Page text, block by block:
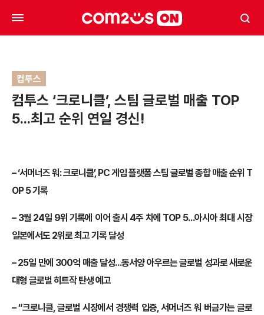
컴투스
컴투스 ‘크로니클’, 스팀 글로벌 매출 TOP
5…최고 순위 연일 경신!
– ‘서머너즈 워: 크로니클’, PC 게임 플랫폼 스팀 글로벌 종합 매출 순위 T
OP 5 기록
– 3월 24일 9위 기록에 이어 출시 4주 차에 TOP 5…아시아 최대 시장
일본에서도 2위로 최고 기록 달성
– 25일 만에 300억 매출 달성…동서양 아우르는 글로벌 성과로 새로운
대형 글로벌 히트작 탄생 예고
– “크로니클, 글로벌 시장에서 경쟁력 입증, 서머너즈 워 버금가는 글로